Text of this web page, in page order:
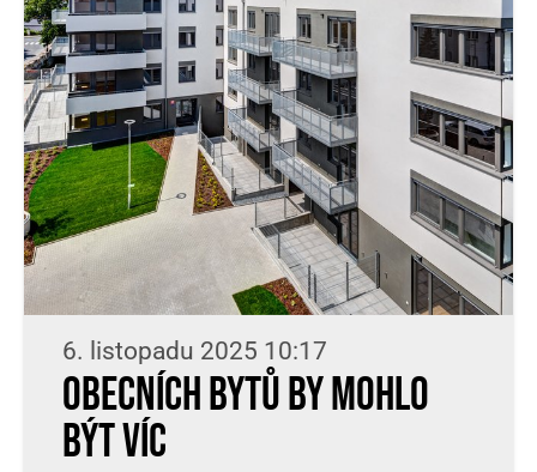
6. listopadu 2025 10:17
Obecních bytů by mohlo
být víc